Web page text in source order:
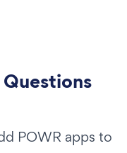
POWR apps to